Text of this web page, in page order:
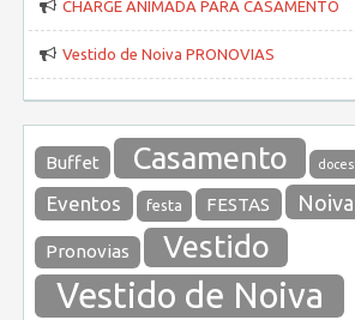
CHARGE ANIMADA PARA CASAMENTO
Vestido de Noiva PRONOVIAS
Buffet Casamento doces
Eventos festa FESTAS Noiva
Pronovias Vestido
Vestido de Noiva